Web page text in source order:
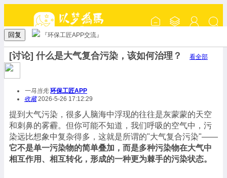
回复 『环保工匠APP交流』
[讨论] 什么是大气复合污染，该如何治理？ 看全部
一马当先 环保工匠APP
收藏2026-5-26 17:12:29
提到大气污染，很多人脑海中浮现的往往是灰蒙蒙的天空
和刺鼻的雾霾。但你可能不知道，我们呼吸的空气中，污
染远比想象中复杂得多，这就是所谓的"大气复合污染"——
它不是单一污染物的简单叠加，而是多种污染物在大气中
相互作用、相互转化，形成的一种更为棘手的污染状态。